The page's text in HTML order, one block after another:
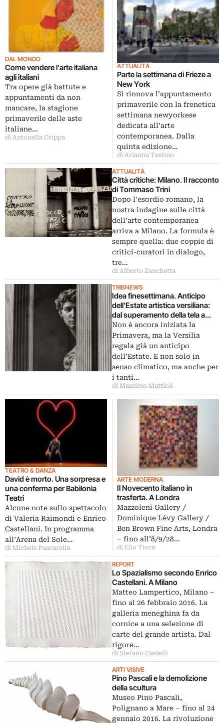
DAL MONDO
Come vendere l’arte italiana
agli italiani
Tra opere già battute e
appuntamenti da non
mancare, la stagione
primaverile delle aste
italiane…
di Antonella Crippa
ATTUALITÀ
Parte la settimana di Frieze a
New York
Si rinnova l’appuntamento
primaverile con la frenetica
settimana newyorkese
dedicata all’arte
contemporanea. Dalla
quinta edizione…
di Arianna Testino
ATTUALITÀ
Città critiche: Milano. Il racconto
di Tommaso Trini
Dopo l’esordio romano, la
nostra indagine sulle città
dell’arte contemporanea
arriva a Milano. La formula è
sempre quella: due coppie di
critici-curatori in dialogo,
tre…
di Alberto Zanchetta
TRIBNEWS
Idea finesettimana. Anticipo
dell’Estate artistica versiliana:
dal superamento della tela a
Lucca a Michelangelo visto da
Amendola a Carrara
Non è ancora iniziata la
Primavera, ma la Versilia
regala già un anticipo
dell’Estate. E non solo in
senso climatico, ma anche per
i tanti…
di Massimo Mattioli
TEATRO & DANZA
David è morto. Una sorpresa e
una conferma per Babilonia
Teatri
Alcune note sullo spettacolo
di Valeria Raimondi e Enrico
Castellani. In programma
all’Arena del Sole…
di Michele Pascarella
ARTE MODERNA
Il Novecento italiano in
trasferta. A Londra
Mazzoleni Gallery /
Dominique Lévy Gallery /
Ben Brown Fine Arts, Londra
– fino all’8/9/28…
di Elio Ticca
REPORT
Lo Spazialismo secondo Enrico
Castellani. A Milano
Matteo Lampertico, Milano –
fino al 26 febbraio 2016. La
galleria meneghina fa da
cornice a una selezione di
carte del grande artista. Dal
rigore…
di Stefano Castelli
ARTI VISIVE
Pino Pascali e la demolizione
della scultura
Museo Pino Pascali,
Polignano a Mare – fino al 24
gennaio 2016. La rivoluzione